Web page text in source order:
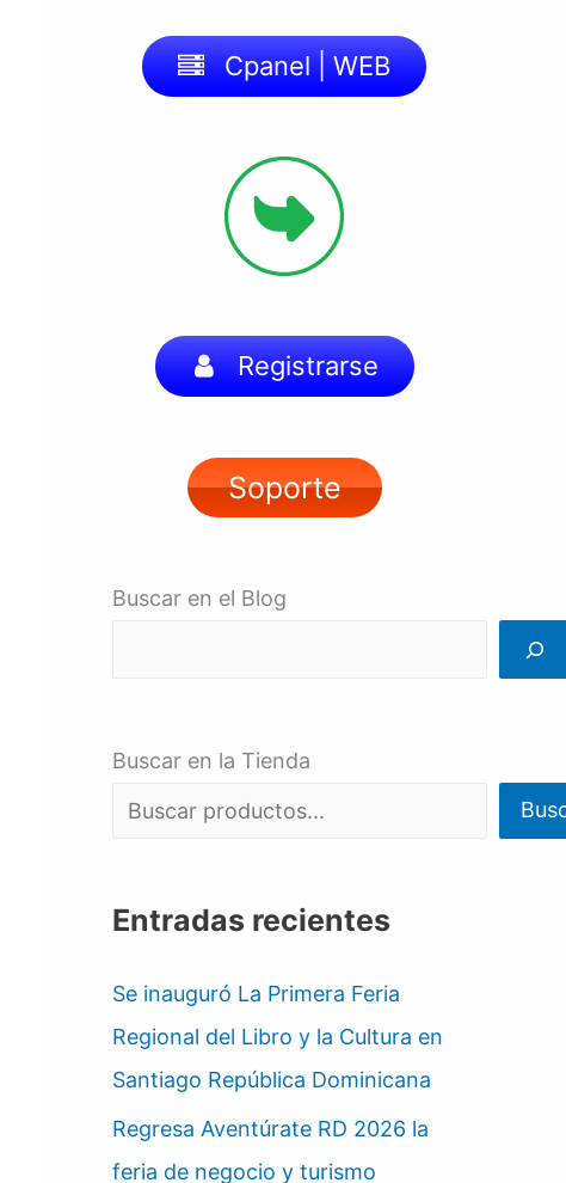
Cpanel | WEB
Registrarse
Soporte
Buscar en el Blog
Buscar en la Tienda
Entradas recientes
Se inauguró La Primera Feria
Regional del Libro y la Cultura en
Santiago República Dominicana
Regresa Aventúrate RD 2026 la
feria de negocio y turismo